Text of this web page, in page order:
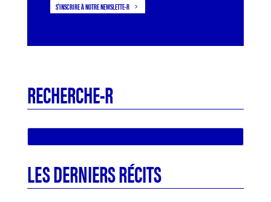
S'INSCRIRE À NOTRE NEWSLETTE-R
RECHERCHE-R
LES DERNIERS RÉCITS